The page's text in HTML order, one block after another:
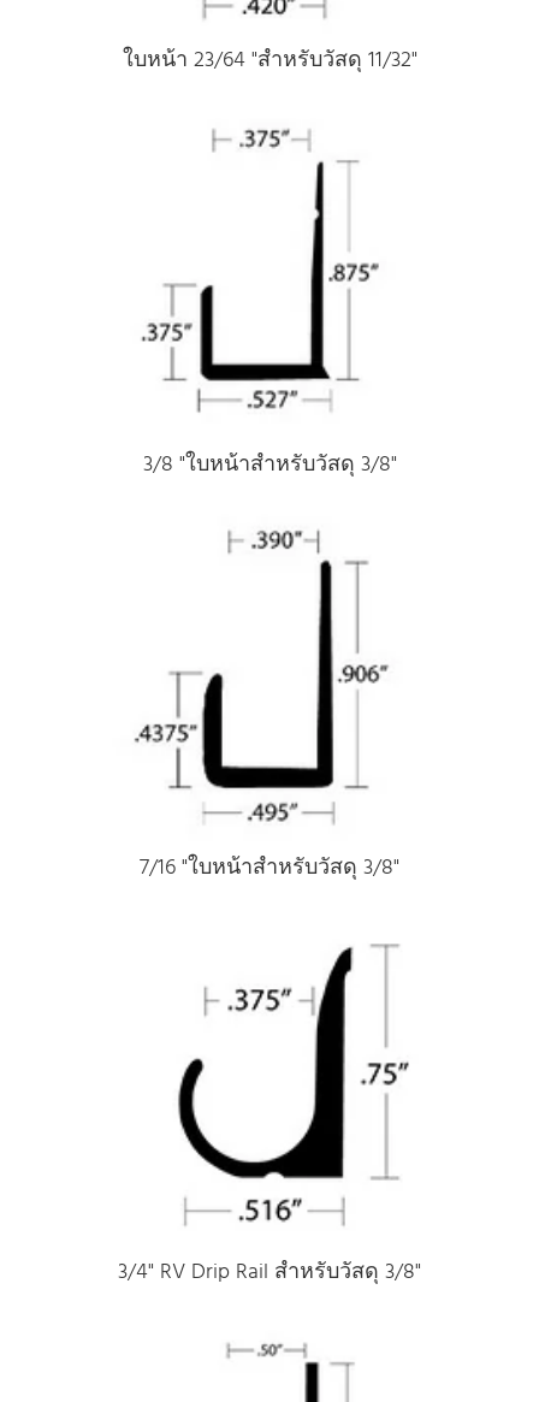
ใบหน้า 23/64 "สําหรับวัสดุ 11/32"
3/8 "ใบหน้าสําหรับวัสดุ 3/8"
7/16 "ใบหน้าสําหรับวัสดุ 3/8"
3/4" RV Drip Rail สําหรับวัสดุ 3/8"